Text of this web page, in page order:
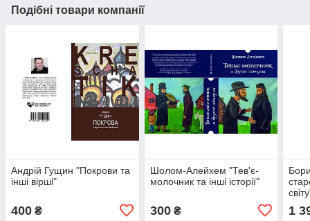
Подібні товари компанії
Андрій Гущин "Покрови та
інші вірші"
400 ₴
Шолом-Алейхем "Тев'є-
молочник та інші історії"
300₴ 1